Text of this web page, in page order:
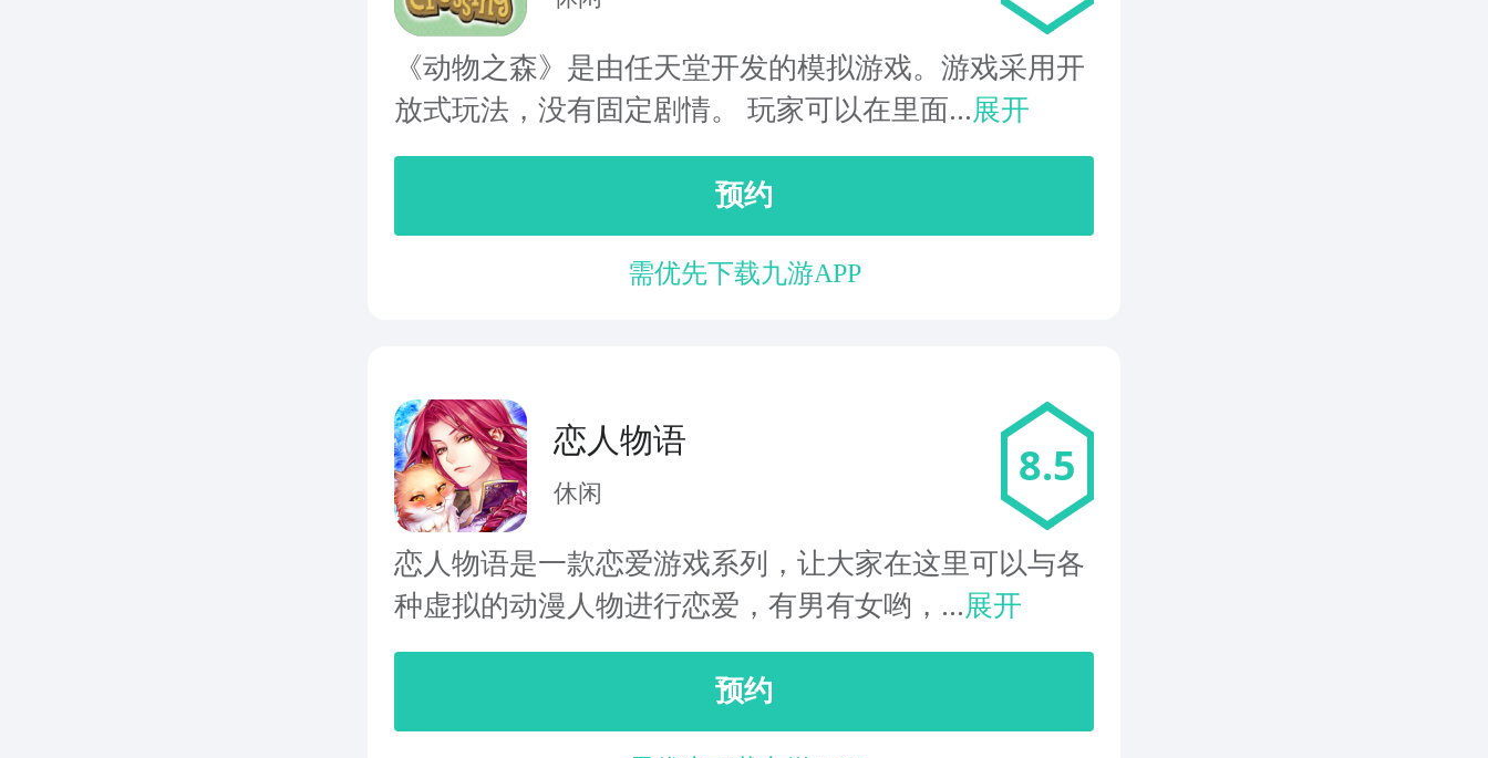
《动物之森》是由任天堂开发的模拟游戏。游戏采用开
放式玩法，没有固定剧情。 玩家可以在里面...展开
预约
需优先下载九游APP
恋人物语
休闲
8.5
恋人物语是一款恋爱游戏系列，让大家在这里可以与各
种虚拟的动漫人物进行恋爱，有男有女哟，...展开
预约